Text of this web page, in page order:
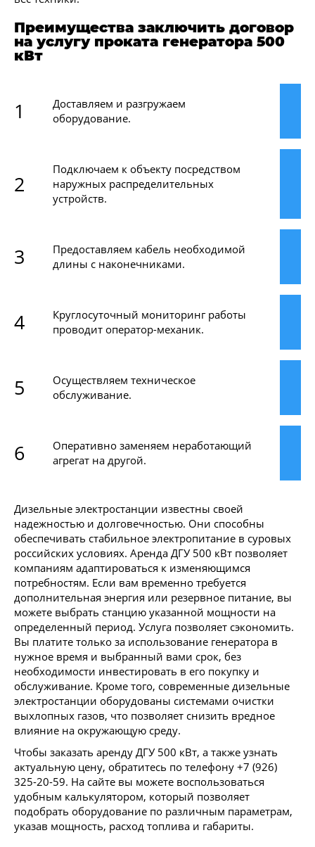
Преимущества заключить договор
на услугу проката генератора 500
кВт
1
Доставляем и разгружаем
оборудование.
2
Подключаем к объекту посредством
наружных распределительных
устройств.
3
Предоставляем кабель необходимой
длины с наконечниками.
4
Круглосуточный мониторинг работы
проводит оператор-механик.
5
Осуществляем техническое
обслуживание.
6
Оперативно заменяем неработающий
агрегат на другой.
Дизельные электростанции известны своей
надежностью и долговечностью. Они способны
обеспечивать стабильное электропитание в суровых
российских условиях. Аренда ДГУ 500 кВт позволяет
компаниям адаптироваться к изменяющимся
потребностям. Если вам временно требуется
дополнительная энергия или резервное питание, вы
можете выбрать станцию указанной мощности на
определенный период. Услуга позволяет сэкономить.
Вы платите только за использование генератора в
нужное время и выбранный вами срок, без
необходимости инвестировать в его покупку и
обслуживание. Кроме того, современные дизельные
электростанции оборудованы системами очистки
выхлопных газов, что позволяет снизить вредное
влияние на окружающую среду.
Чтобы заказать аренду ДГУ 500 кВт, а также узнать
актуальную цену, обратитесь по телефону +7 (926)
325-20-59. На сайте вы можете воспользоваться
удобным калькулятором, который позволяет
подобрать оборудование по различным параметрам,
указав мощность, расход топлива и габариты.